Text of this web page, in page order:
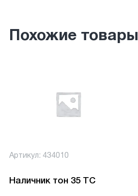
Похожие товары
Артикул: 434010
Наличник тон 35 ТС